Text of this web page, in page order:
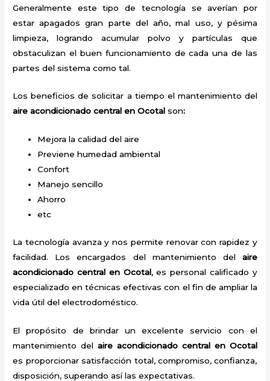
Generalmente este tipo de tecnología se averían por
estar apagados gran parte del año, mal uso, y pésima
limpieza, logrando acumular polvo y partículas que
obstaculizan el buen funcionamiento de cada una de las
partes del sistema como tal.
Los beneficios de solicitar a tiempo el mantenimiento del
aire acondicionado central en Ocotalson:
Mejora la calidad del aire
Previene humedad ambiental
Confort
Manejo sencillo
Ahorro
etc
La tecnología avanza y nos permite renovar con rapidez y
facilidad. Los encargados del mantenimiento del aire
acondicionado central en Ocotal, es personal calificado y
especializado en técnicas efectivas con el fin de ampliar la
vida útil del electrodoméstico.
El propósito de brindar un excelente servicio con el
mantenimiento delaire acondicionado central en Ocotal
es proporcionar satisfacción total, compromiso, confianza,
disposición, superando así las expectativas.